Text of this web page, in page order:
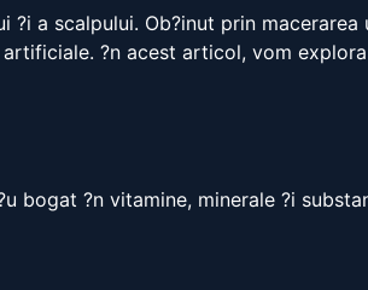
a scalpului. Ob?inut prin
?n acest articol, vom
bogat ?n vitamine, minerale ?i